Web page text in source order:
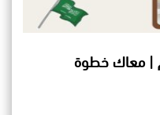
| معاك خطوة